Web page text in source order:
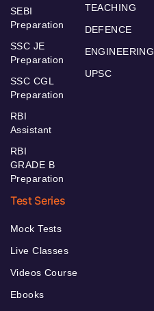
SEBI
Preparation
SSC JE
Preparation
SSC CGL
Preparation
RBI
Assistant
RBI
GRADE B
Preparation
TEACHING
DEFENCE
ENGINEERING
UPSC
Test Series
Mock Tests
Live Classes
Videos Course
Ebooks